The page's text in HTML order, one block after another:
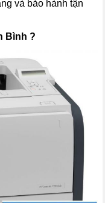
và bảo hành tận
Bình ?